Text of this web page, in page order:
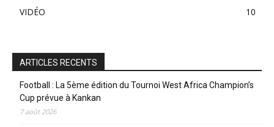
VIDÉO
10
ARTICLES RECENTS
Football : La 5ème édition du Tournoi West Africa Champion’s
Cup prévue à Kankan
7 août 2026